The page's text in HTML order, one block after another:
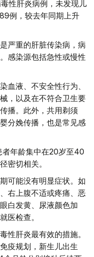
性肝炎病例，未发现儿
例，较去年同期上升
严重的肝脏传染病，病
感染源包括急性或慢性
血液、不安全性行为、
，以及在不符合卫生要
播。此外，共用剃须
分娩传播，也是常见感
年龄集中在20岁至40
密切相关。
可能没有明显症状。如
右上腹不适或疼痛、恶
白发黄、尿液颜色加
医检查。
性肝炎最有效的措施。
疫规划，新生儿出生